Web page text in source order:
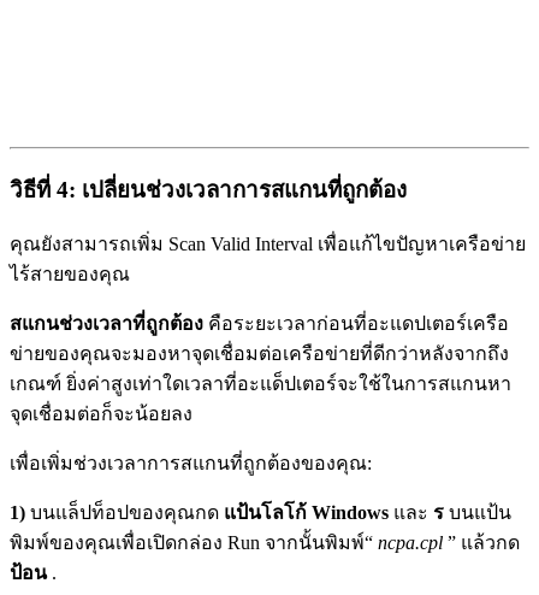
วิธีที่ 4: เปลี่ยนช่วงเวลาการสแกนที่ถูกต้อง
คุณยังสามารถเพิ่ม Scan Valid Interval เพื่อแก้ไขปัญหาเครือข่าย
ไร้สายของคุณ
สแกนช่วงเวลาที่ถูกต้อง คือระยะเวลาก่อนที่อะแดปเตอร์เครือ
ข่ายของคุณจะมองหาจุดเชื่อมต่อเครือข่ายที่ดีกว่าหลังจากถึง
เกณฑ์ ยิ่งค่าสูงเท่าใดเวลาที่อะแด็ปเตอร์จะใช้ในการสแกนหา
จุดเชื่อมต่อก็จะน้อยลง
เพื่อเพิ่มช่วงเวลาการสแกนที่ถูกต้องของคุณ:
1) บนแล็ปท็อปของคุณกด แป้นโลโก้ Windows และ ร บนแป้น
พิมพ์ของคุณเพื่อเปิดกล่อง Run จากนั้นพิมพ์“ ncpa.cpl ” แล้วกด
ป้อน.